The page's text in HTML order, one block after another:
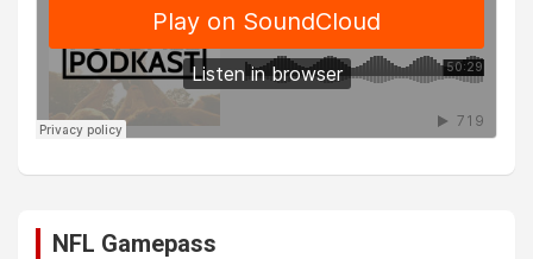
NFL Gamepass